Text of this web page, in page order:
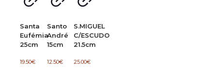
Santa
Eufémia
25cm
19.50€
Santo
André
15cm
12.50€
S.MIGUEL
C/ESCUDO
21.5cm
25.00€